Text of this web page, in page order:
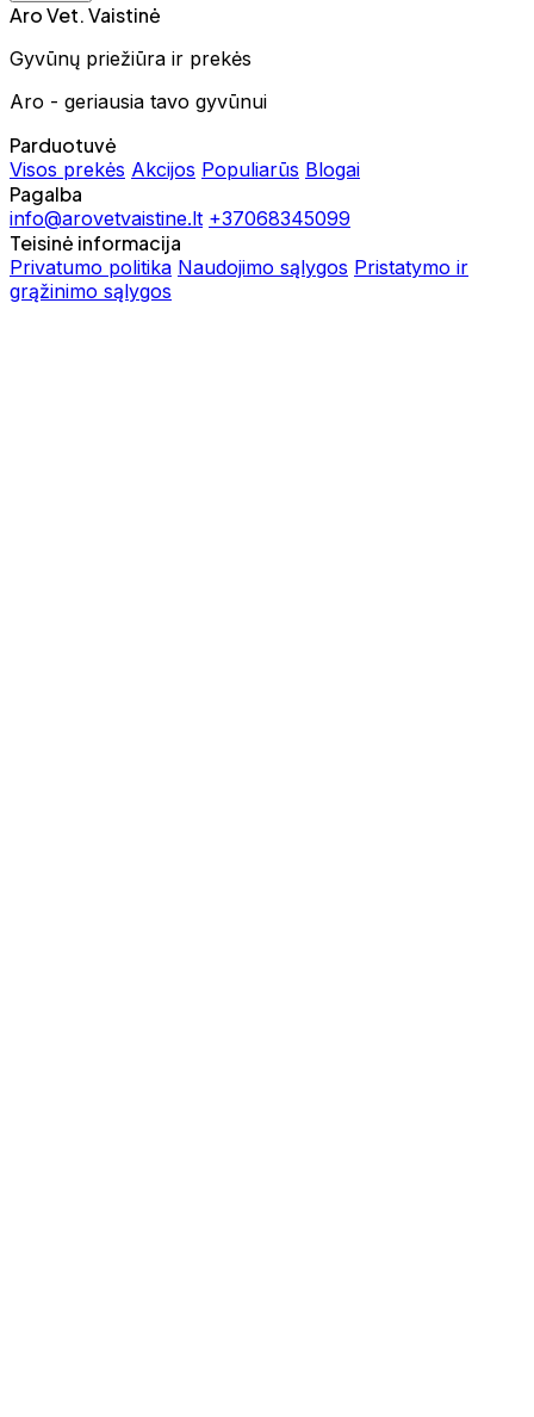
Aro Vet. Vaistinė
Gyvūnų priežiūra ir prekės
Aro - geriausia tavo gyvūnui
Parduotuvė
Visos prekės Akcijos Populiarūs Blogai
Pagalba
info@arovetvaistine.lt +37068345099
Teisinė informacija
Privatumo politika Naudojimo sąlygos Pristatymo ir
grąžinimo sąlygos